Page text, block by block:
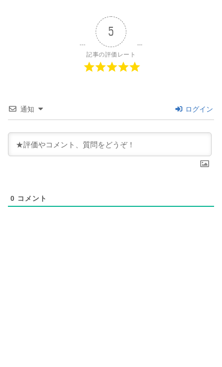
5
記事の評価レート
通知 ログイン
0 コメント